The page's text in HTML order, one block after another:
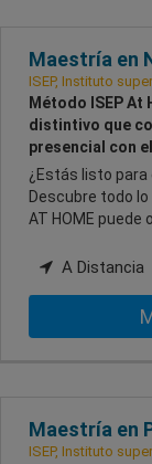
Maestría en
ISEP, Instituto
Método ISEP
distintivo que
presencial con
¿Estás listo para
Descubre todo
AT HOME puede
A Distancia
Maestría en
ISEP, Instituto